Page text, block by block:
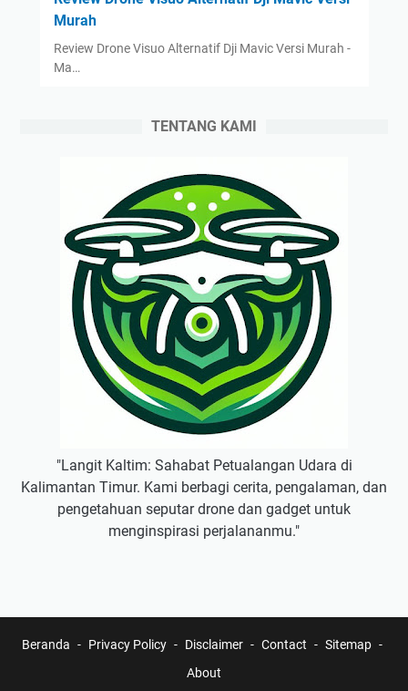
Murah
Review Drone Visuo Alternatif Dji Mavic Versi Murah -
Ma…
TENTANG KAMI
"Langit Kaltim: Sahabat Petualangan Udara di
Kalimantan Timur. Kami berbagi cerita, pengalaman, dan
pengetahuan seputar drone dan gadget untuk
menginspirasi perjalananmu."
Beranda Privacy Policy Disclaimer Contact
Sitemap
About